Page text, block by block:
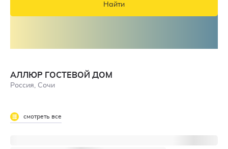
Найти
АЛЛЮР ГОСТЕВОЙ ДОМ
Россия, Сочи
смотреть все